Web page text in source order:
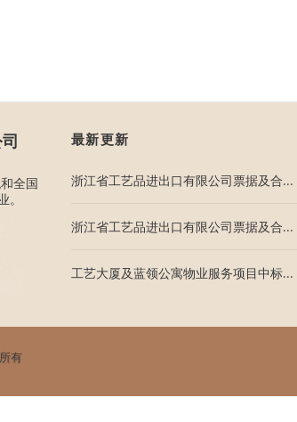
全国
最新更新
浙江省工艺品进出口有限公司票据及合...
浙江省工艺品进出口有限公司票据及合...
工艺大厦及蓝领公寓物业服务项目中标...
有